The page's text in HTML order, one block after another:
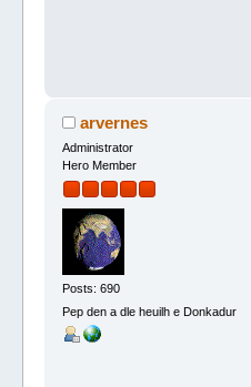
arvernes
Administrator
Hero Member
Posts: 690
Pep den a dle heuilh e Donkadur